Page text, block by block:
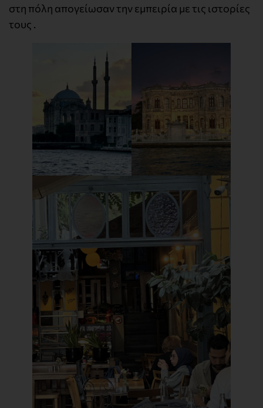
στη πόλη απογείωσαν την εμπειρία με τις ιστορίες
τους .